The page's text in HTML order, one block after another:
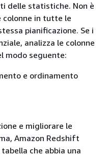
delle statistiche. Non è
colonne in tutte le
pianificazione. Se i
analizza le colonne
modo seguente:
e ordinamento
e migliorare le
Amazon Redshift
che abbia una